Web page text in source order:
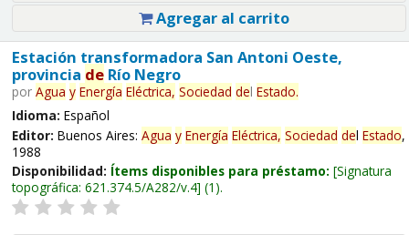
Agregar al carrito
Estación transformadora San Antoni Oeste,
provincia deRío Negro
por Agua y Energía Eléctrica, Sociedad del Estado.
Idioma: Español
Editor: Buenos Aires: Agua y Energía Eléctrica, Sociedad del Estado,
1988
Disponibilidad: Ítems disponibles para préstamo: Signatura
topográfica: 621.374.5/A282/v.4 (1).